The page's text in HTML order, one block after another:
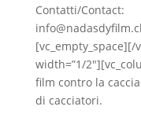
Contatti/Contact:
[vc_empty_space][/
width=”1/
film contro la
di cacciatori.